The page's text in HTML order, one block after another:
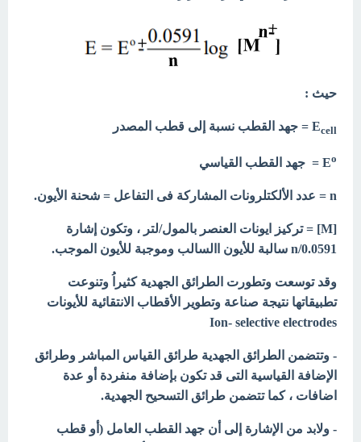
حيث :
Ecell = جهد القطب نسبة إلى قطب المصدر
Eo = جهد القطب القياسي
n = عدد الألكتلرونات المشاركة فى التفاعل = شحنة الأيون.
[M] = تركيز ايونات العنصر بالمول/لتر ، وتكون إشارة
0.0591/n سالبة للأيون االسالب وموجبة للأيون الموجب.
وقد توسعت وتطورت الطرائق الجهدية كثيراُ وتنوعت
تطبيقاتها نتيجة صناعة وتطوير الأقطاب الانتقائية للأيونات
Ion- selective electrodes
- وتتضمن الطرائق الجهدية طرائق القياس المباشر وطرائق
الإضافة القياسية التى قد تكون بإضافة منفردة أو عدة
اضافات ، كما تتضمن طرائق التسحيح الجهدية.
- ولابد من الإشارة إلى أن جهد القطب العامل (أو قطب